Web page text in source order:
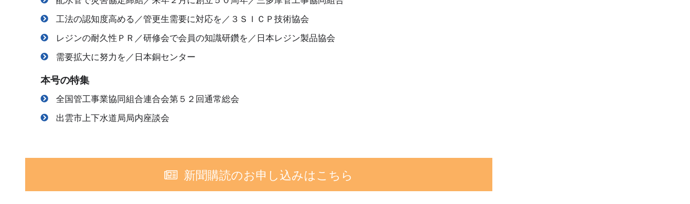
工法の認知度高める／管更生需要に対応を／３ＳＩＣＰ技術協会
レジンの耐久性ＰＲ／研修会で会員の知識研鑽を／日本レジン製品協会
需要拡大に努力を／日本銅センター
本号の特集
全国管工事業協同組合連合会第５２回通常総会
出雲市上下水道局局内座談会
新聞購読のお申し込みはこちら